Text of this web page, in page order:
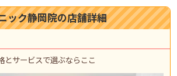
ック静岡院の店舗詳細
とサービスで選ぶならここ